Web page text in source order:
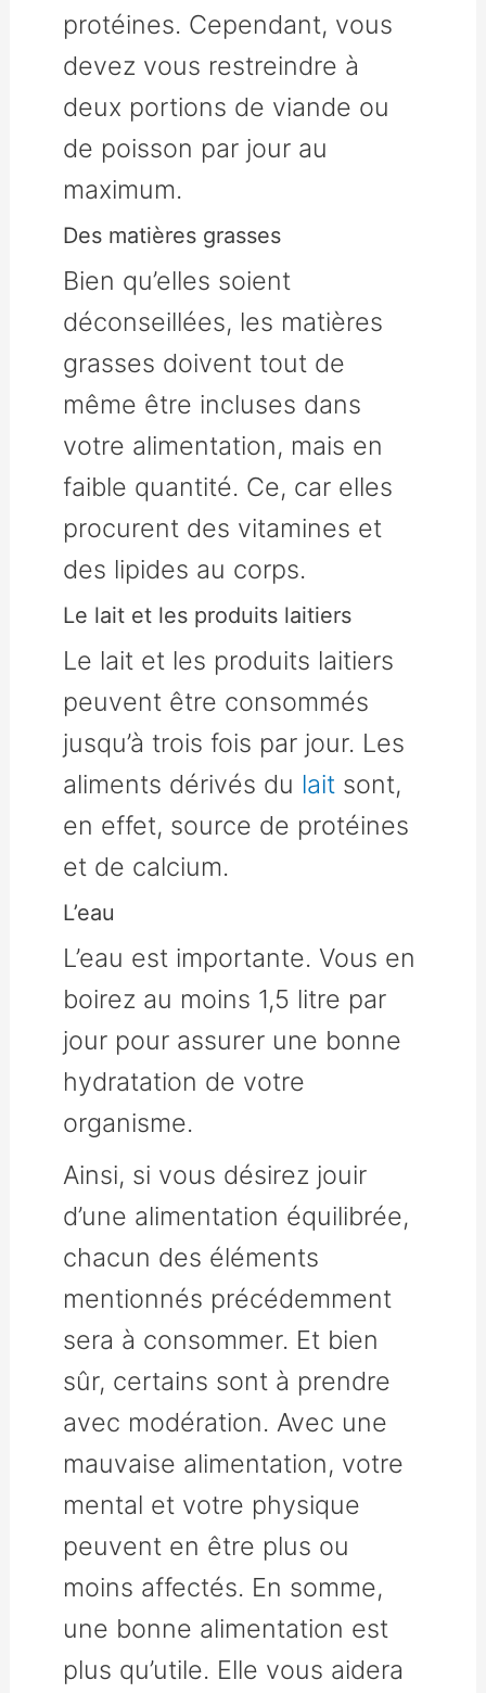
protéines. Cependant, vous
devez vous restreindre à
deux portions de viande ou
de poisson par jour au
maximum.
Des matières grasses
Bien qu’elles soient
déconseillées, les matières
grasses doivent tout de
même être incluses dans
votre alimentation, mais en
faible quantité. Ce, car elles
procurent des vitamines et
des lipides au corps.
Le lait et les produits laitiers
Le lait et les produits laitiers
peuvent être consommés
jusqu’à trois fois par jour. Les
aliments dérivés du lait sont,
en effet, source de protéines
et de calcium.
L’eau
L’eau est importante. Vous en
boirez au moins 1,5 litre par
jour pour assurer une bonne
hydratation de votre
organisme.
Ainsi, si vous désirez jouir
d’une alimentation équilibrée,
chacun des éléments
mentionnés précédemment
sera à consommer. Et bien
sûr, certains sont à prendre
avec modération. Avec une
mauvaise alimentation, votre
mental et votre physique
peuvent en être plus ou
moins affectés. En somme,
une bonne alimentation est
plus qu’utile. Elle vous aidera